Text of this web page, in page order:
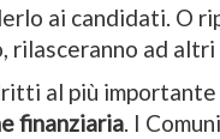
ai candidati. O
rilasceranno ad
al più importante
finanziaria. I